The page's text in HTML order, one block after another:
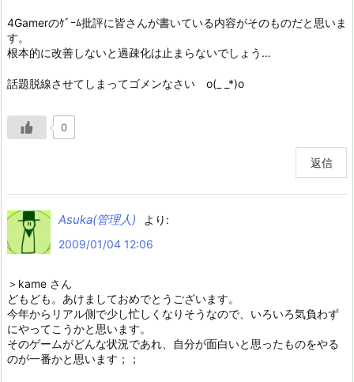
4Gamerのｹﾞｰﾑ批評に皆さんが書いている内容がそのものだと思いま
す。
根本的に改善しないと過疎化は止まらないでしょう…
話題脱線させてしまってゴメンなさい o(_ _*)o
0
返信
Asuka(管理人)
より:
2009/01/04 12:06
＞kame さん
どもども。あけましておめでとうございます。
今年からリアル側で少し忙しくなりそうなので、いろいろ気負わず
にやってこうかと思います。
そのゲームがどんな状況であれ、自分が面白いと思ったものをやる
のが一番かと思います；；